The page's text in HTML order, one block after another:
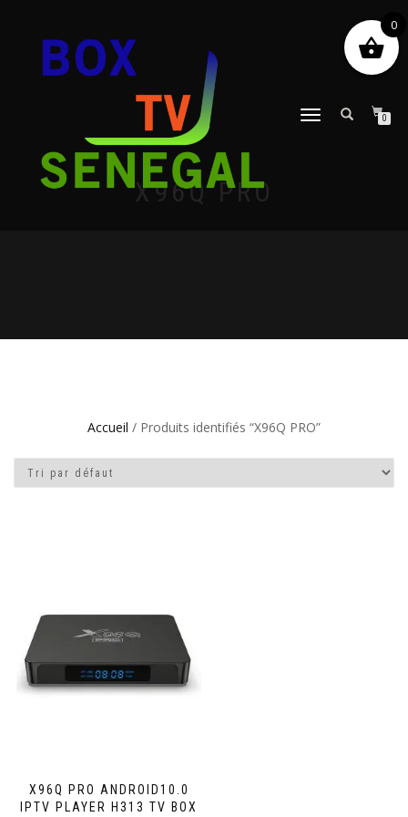
DÉPLIER
0
X96Q PRO
Accueil / Produits identifiés “X96Q PRO”
X96Q PRO ANDROID10.0
IPTV PLAYER H313 TV BOX
0